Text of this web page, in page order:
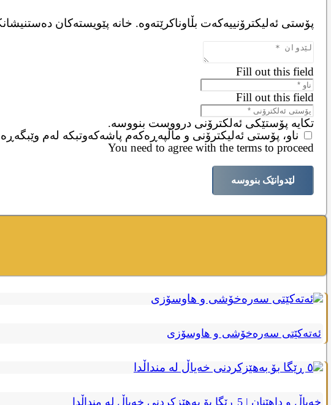
پۆستی ئەلیکترۆنییەکەت بڵاوناکرێتەوە. خانە پێویستەکان
Fill out this field
Fill out this field
تکایە پۆستێکی ئەلکترۆنی درووست بنووسە.
ناو، پۆستی ئەلیکترۆنی و ماڵپەڕەکەم پاشەکەوتبکە لەم
You need to agree with the terms to proceed
لێدوانێک بنووسە
ئەتەکێتی سەرەخۆشی و هاوسۆزی
خەیاڵ و داهێنان | 5 ڕێگا بۆ بەهێزکردنی خەیاڵ لە منداڵدا